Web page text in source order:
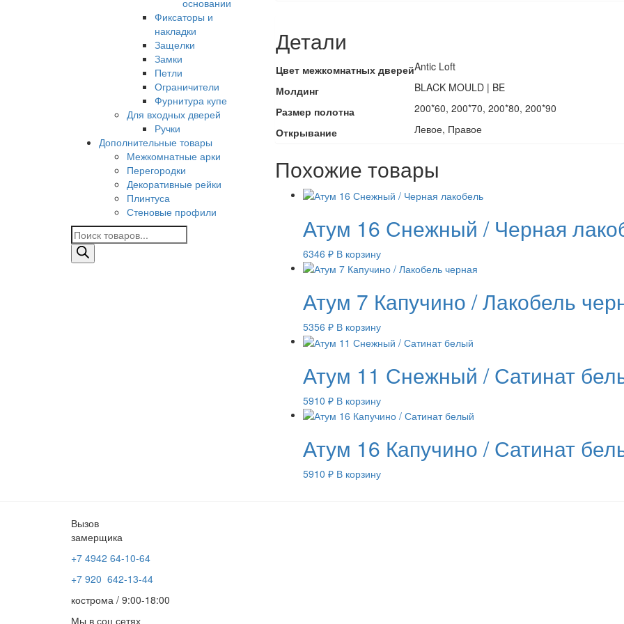
основании
Фиксаторы и
накладки
Защелки
Замки
Петли
Ограничители
Фурнитура купе
Для входных дверей
Ручки
Дополнительные товары
Межкомнатные арки
Перегородки
Декоративные рейки
Плинтуса
Стеновые профили
Поиск
товаров
Детали
Цвет межкомнатных дверейAntic Loft
Молдинг
BLACK MOULD | BE
Размер полотна
200*60, 200*70, 200*80, 200*90
Открывание
Левое, Правое
Похожие товары
Атум 16 Снежный / Черная
6346 ₽ В корзину
Атум 7 Капучино / Лакобель
5356 ₽ В корзину
Атум 11 Снежный / Сатинат
5910 ₽ В корзину
Атум 16 Капучино / Сатинат
5910 ₽ В корзину
Вызов
замерщика
+7 4942 64-10-64
+7 920 642-13-44
кострома / 9:00-18:00
Мы в соц сетях